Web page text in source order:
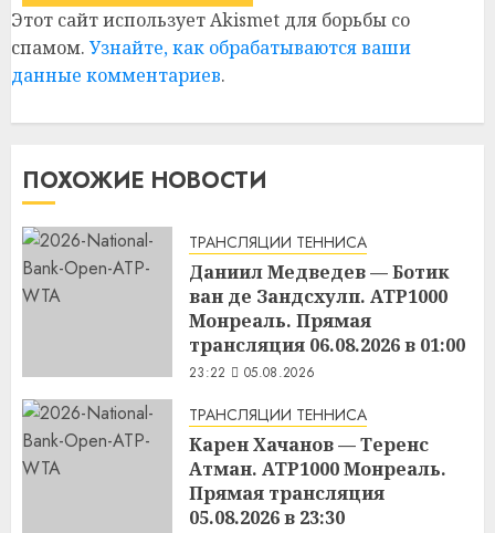
Этот сайт использует Akismet для борьбы со
спамом. Узнайте, как обрабатываются ваши
данные комментариев.
ПОХОЖИЕ НОВОСТИ
ТРАНСЛЯЦИИ ТЕННИСА
Даниил Медведев — Ботик
ван де Зандсхулп. ATP1000
Монреаль. Прямая
трансляция 06.08.2026 в 01:00
23:22 05.08.2026
ТРАНСЛЯЦИИ ТЕННИСА
Карен Хачанов — Теренс
Атман. ATP1000 Монреаль.
Прямая трансляция
05.08.2026 в 23:30